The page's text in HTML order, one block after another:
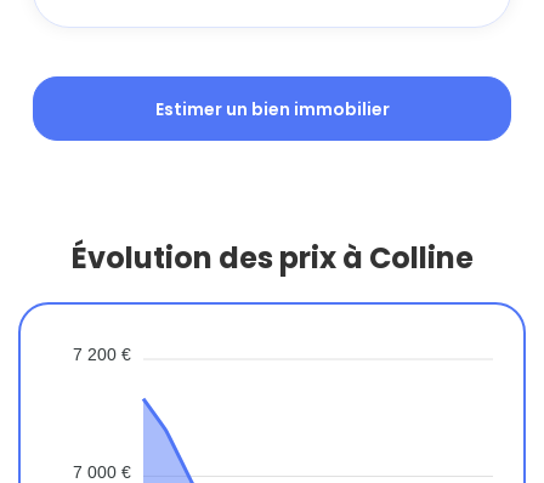
Estimer un bien immobilier
Évolution des prix à Colline
7 200 €
7 000 €